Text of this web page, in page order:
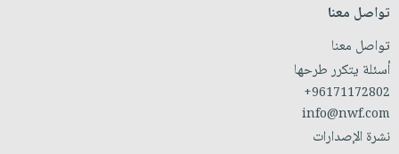
تواصل معنا
تواصل معنا
أسئلة يتكرر طرحها
+96171172802
info@nwf.com
نشرة الإصدارات